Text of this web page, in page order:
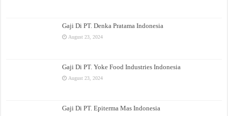
Gaji Di PT. Denka Pratama Indonesia
August 23, 2024
Gaji Di PT. Yoke Food Industries Indonesia
August 23, 2024
Gaji Di PT. Epiterma Mas Indonesia